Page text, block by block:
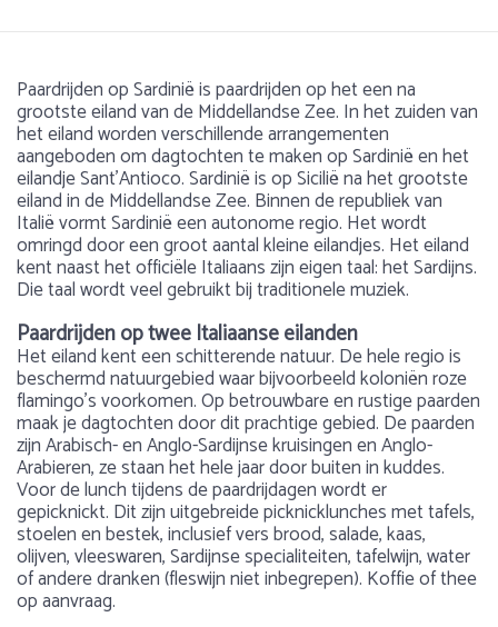
Paardrijden op Sardinië is paardrijden op het een na
grootste eiland van de Middellandse Zee. In het zuiden van
het eiland worden verschillende arrangementen
aangeboden om dagtochten te maken op Sardinië en het
eilandje Sant’Antioco. Sardinië is op Sicilië na het grootste
eiland in de Middellandse Zee. Binnen de republiek van
Italië vormt Sardinië een autonome regio. Het wordt
omringd door een groot aantal kleine eilandjes. Het eiland
kent naast het officiële Italiaans zijn eigen taal: het Sardijns.
Die taal wordt veel gebruikt bij traditionele muziek.
Paardrijden op twee Italiaanse eilanden
Het eiland kent een schitterende natuur. De hele regio is
beschermd natuurgebied waar bijvoorbeeld koloniën roze
flamingo’s voorkomen. Op betrouwbare en rustige paarden
maak je dagtochten door dit prachtige gebied. De paarden
zijn Arabisch- en Anglo-Sardijnse kruisingen en Anglo-
Arabieren, ze staan het hele jaar door buiten in kuddes.
Voor de lunch tijdens de paardrijdagen wordt er
gepicknickt. Dit zijn uitgebreide picknicklunches met tafels,
stoelen en bestek, inclusief vers brood, salade, kaas,
olijven, vleeswaren, Sardijnse specialiteiten, tafelwijn, water
of andere dranken (fleswijn niet inbegrepen). Koffie of thee
op aanvraag.